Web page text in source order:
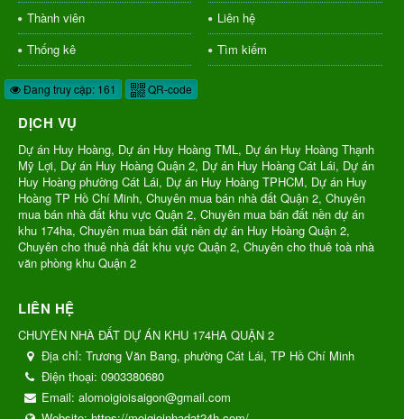
Thành viên
Liên hệ
Thống kê
Tìm kiếm
Đang truy cập: 161 QR-code
DỊCH VỤ
Dự án Huy Hoàng, Dự án Huy Hoàng TML, Dự án Huy Hoàng Thạnh
Mỹ Lợi, Dự án Huy Hoàng Quận 2, Dự án Huy Hoàng Cát Lái, Dự án
Huy Hoàng phường Cát Lái, Dự án Huy Hoàng TPHCM, Dự án Huy
Hoàng TP Hồ Chí Minh, Chuyên mua bán nhà đất Quận 2, Chuyên
mua bán nhà đất khu vực Quận 2, Chuyên mua bán đất nền dự án
khu 174ha, Chuyên mua bán đất nền dự án Huy Hoàng Quận 2,
Chuyên cho thuê nhà đất khu vực Quận 2, Chuyên cho thuê toà nhà
văn phòng khu Quận 2
LIÊN HỆ
CHUYÊN NHÀ ĐẤT DỰ ÁN KHU 174HA QUẬN 2
Địa chỉ: Trương Văn Bang, phường Cát Lái, TP Hồ Chí Minh
Điện thoại: 0903380680
Email: alomoigioisaigon@gmail.com